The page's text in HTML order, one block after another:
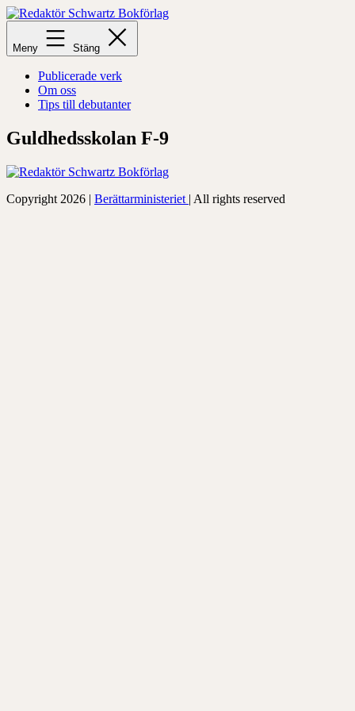
Hoppa
till
innehåll
Redaktör
Schwartz
Bokförlag
Meny Stäng
Publicerade verk
Om oss
Tips till debutanter
Guldhedsskolan F-9
Copyright 2026 | Berättarministeriet | All rights reserved